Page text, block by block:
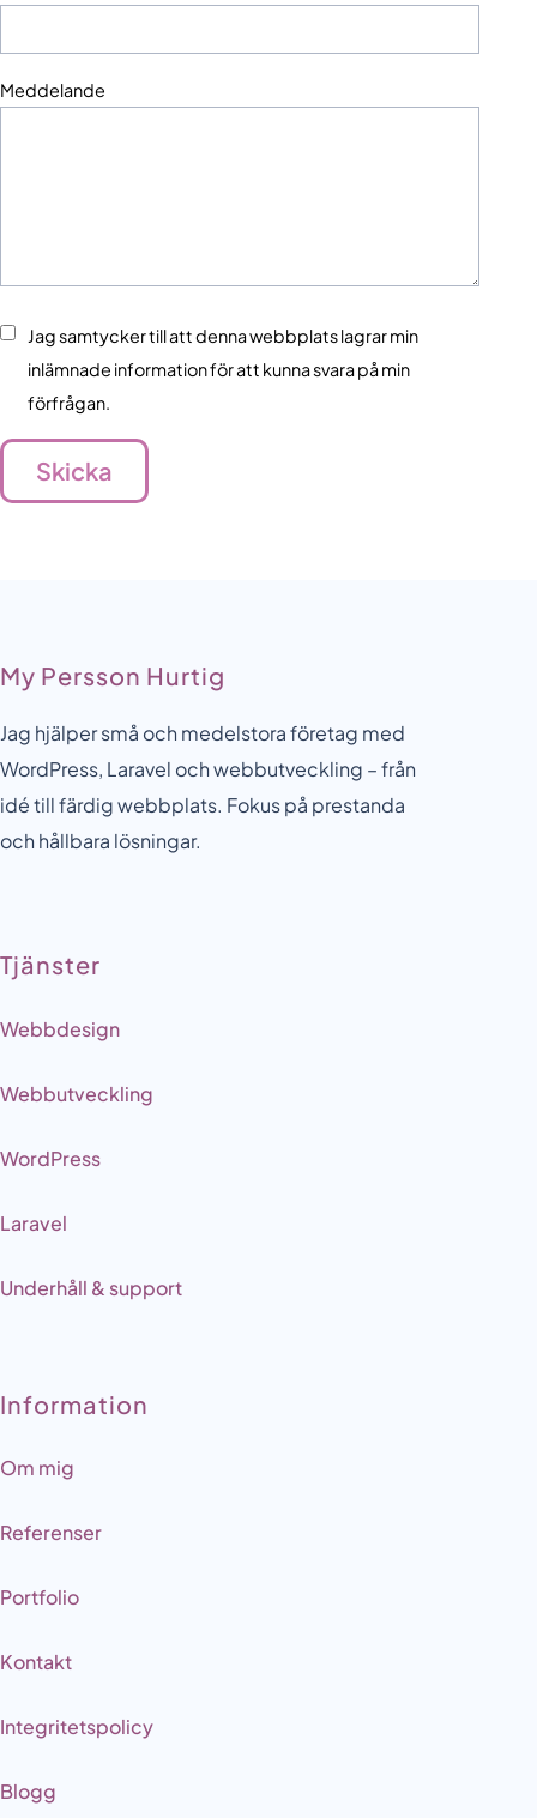
Meddelande
Jag samtycker till att denna webbplats lagrar min
inlämnade information för att kunna svara på min
förfrågan.
Skicka
My Persson Hurtig
Jag hjälper små och medelstora företag med
WordPress, Laravel och webbutveckling – från
idé till färdig webbplats. Fokus på prestanda
och hållbara lösningar.
Tjänster
Webbdesign
Webbutveckling
WordPress
Laravel
Underhåll & support
Information
Om mig
Referenser
Portfolio
Kontakt
Integritetspolicy
Blogg